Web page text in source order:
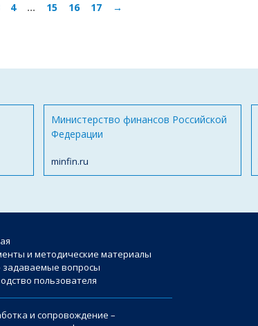
4 … 15 16 17 →
Министерство финансов Российской
Федерации
minfin.ru
и методические материалы
задаваемые вопросы
пользователя
и сопровождение –